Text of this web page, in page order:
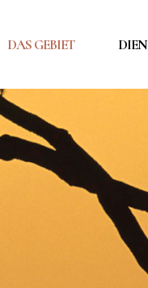
DAS GEBIET
BIKING – KOMOOT
SUVERETO
STRÄNDE UND FELSEN
VAL DI CORNIA PARKS